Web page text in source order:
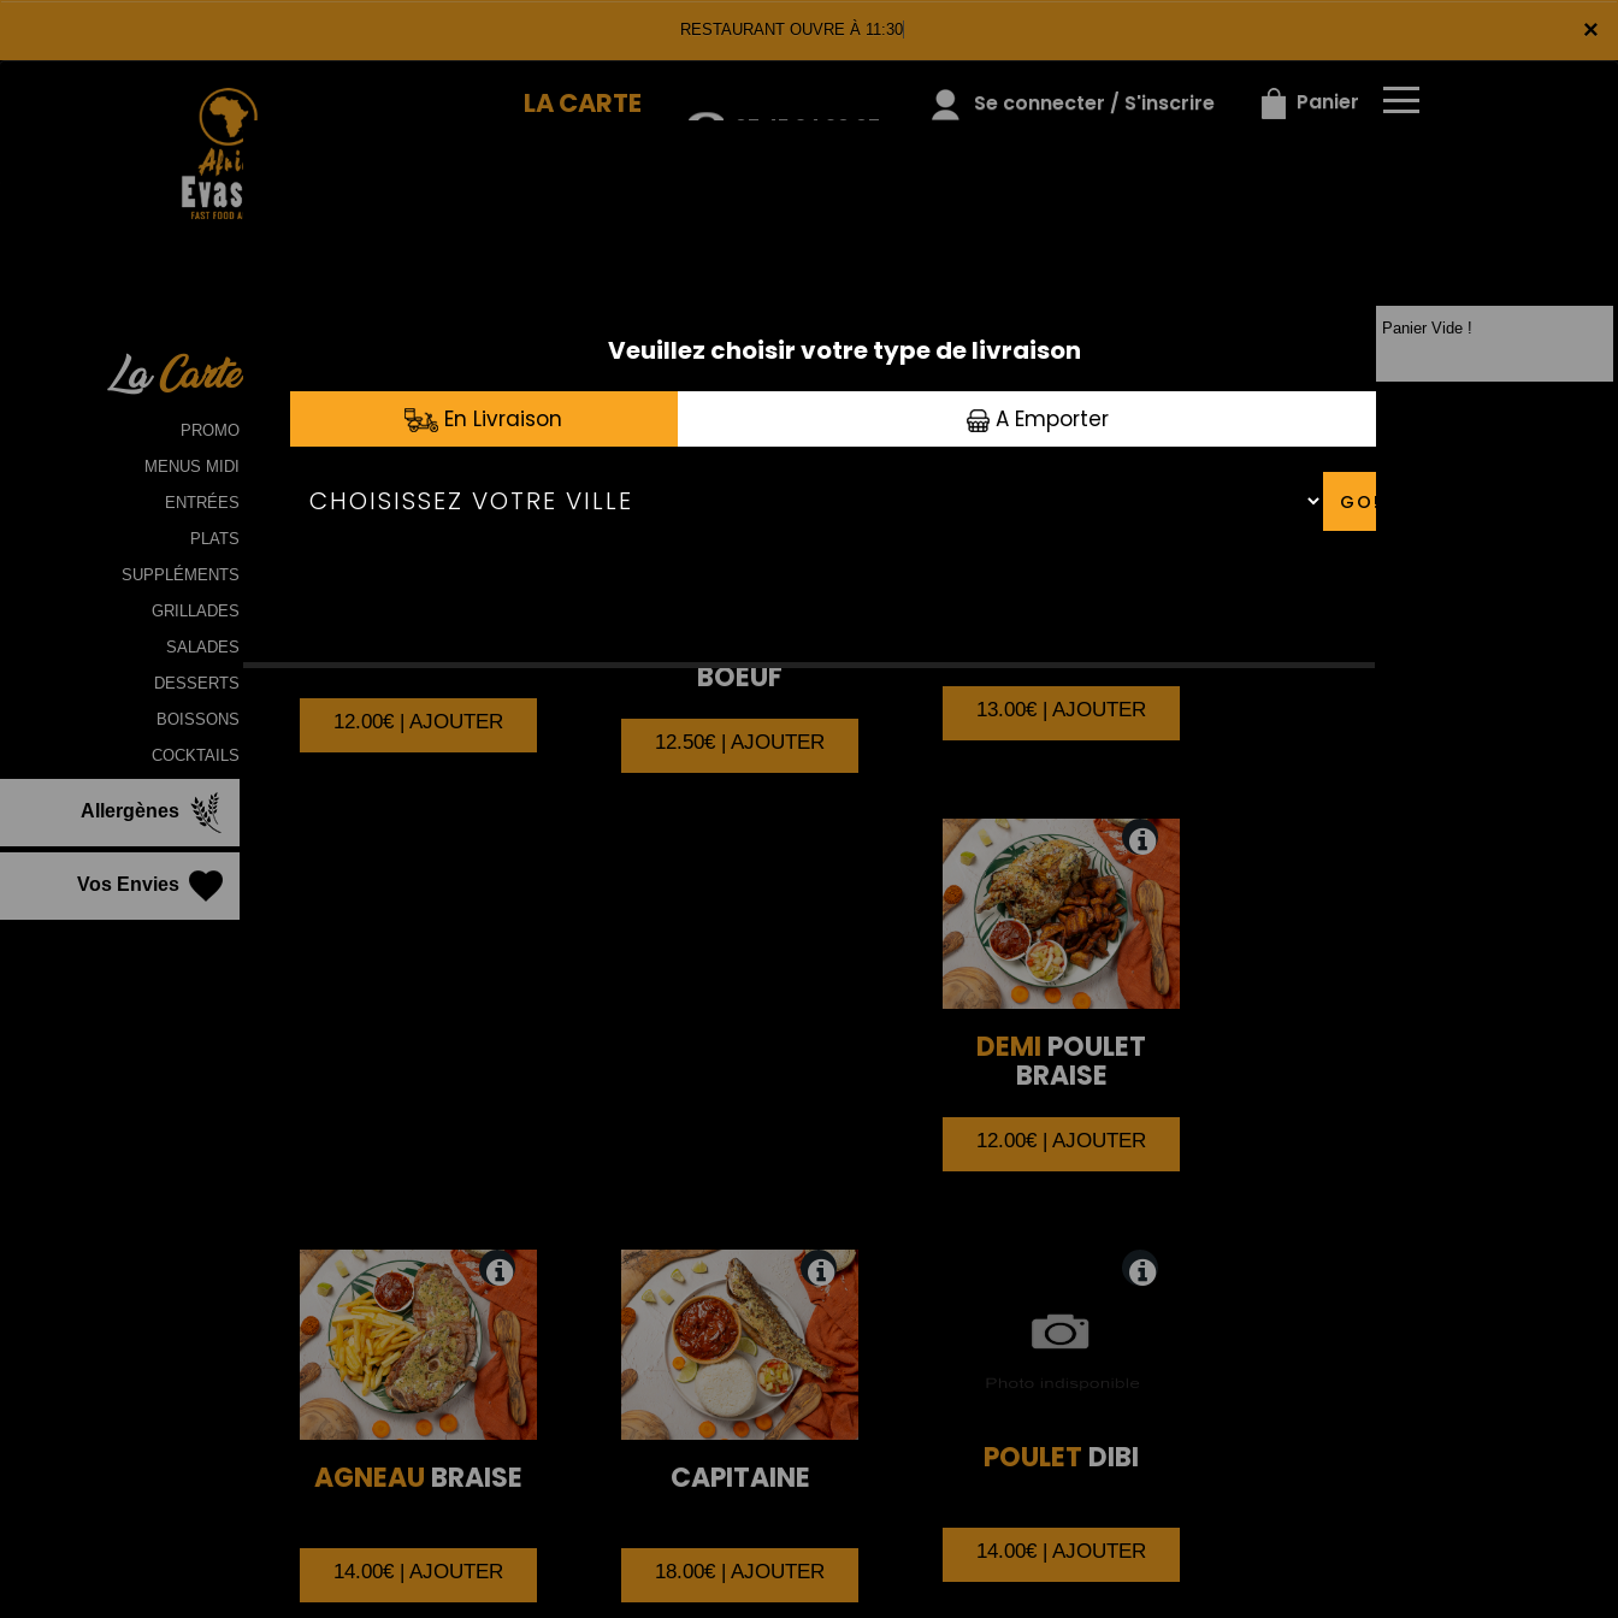
×
RESTAURANT OUVRE À 11:30
LA CARTE Se connecter / S'inscrire Panier
×
LaCarte
PROMO
MENUS MIDI
ENTRÉES
PLATS
SUPPLÉMENTS
GRILLADES
SALADES
DESSERTS
BOISSONS
COCKTAILS
Allergènes
Vos Envies
GRILLADES
POULET
12.00€ | AJOUTER
BOEUF
12.50€ | AJOUTER
13.00€ | AJOUTER
DEMI POULET
BRAISE
12.00€ | AJOUTER
AGNEAU BRAISE
14.00€ | AJOUTER
CAPITAINE
18.00€ | AJOUTER
POULET DIBI
14.00€ | AJOUTER
Panier Vide !